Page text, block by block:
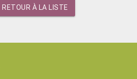
RETOUR À LA LISTE